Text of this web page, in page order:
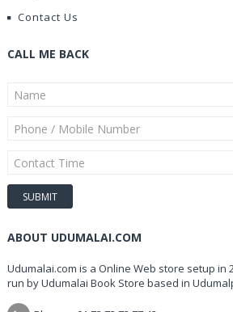
Contact Us
CALL ME BACK
ABOUT UDUMALAI.COM
Udumalai.com is a Online Web store setup in
run by Udumalai Book Store based in